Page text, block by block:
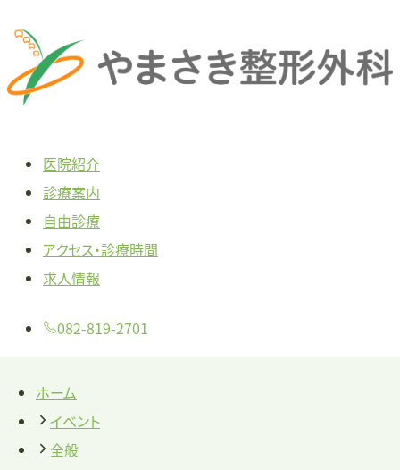
へ
医院紹介
診療案内
自由診療
アクセス・診療時間
求人情報
082-819-2701
ホーム
イベント
全般